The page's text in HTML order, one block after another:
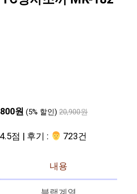
원 (5% 할인) 20,900원
점 | 후기 : ‍‍ 723건
내용